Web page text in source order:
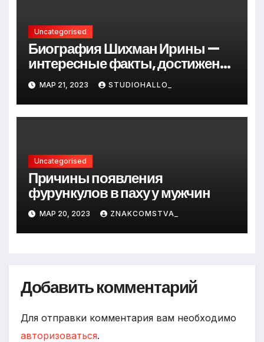
Uncategorised
Биография Шихман Ирины —
интересные факты, достижения
и путь к успеху
МАР 21, 2023 STUDIOHALLO_
Uncategorised
Причины появления
фурункулов в паху у мужчин
МАР 20, 2023 ZNAKCOMSTVA_
Добавить комментарий
Для отправки комментария вам необходимо
авторизоваться.